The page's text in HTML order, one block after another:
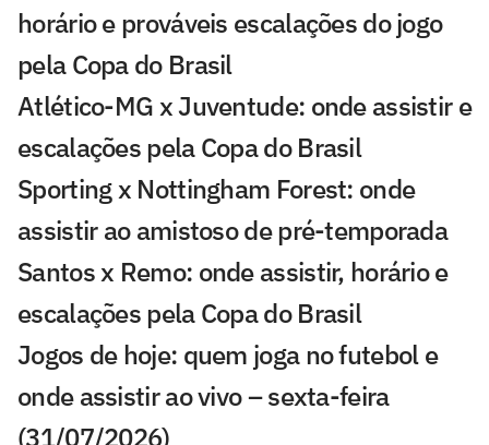
horário e prováveis escalações do jogo
pela Copa do Brasil
Atlético-MG x Juventude: onde assistir e
escalações pela Copa do Brasil
Sporting x Nottingham Forest: onde
assistir ao amistoso de pré-temporada
Santos x Remo: onde assistir, horário e
escalações pela Copa do Brasil
Jogos de hoje: quem joga no futebol e
onde assistir ao vivo – sexta-feira
(31/07/2026)